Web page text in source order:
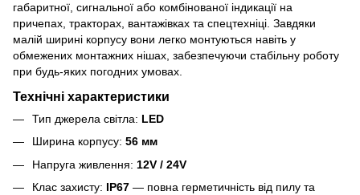
габаритної, сигнальної або комбінованої індикації на
причепах, тракторах, вантажівках та спецтехніці. Завдяки
малій ширині корпусу вони легко монтуються навіть у
обмежених монтажних нішах, забезпечуючи стабільну роботу
при будь-яких погодних умовах.
Технічні характеристики
Тип джерела світла: LED
Ширина корпусу: 56 мм
Напруга живлення: 12V / 24V
Клас захисту: IP67 — повна герметичність від пилу та